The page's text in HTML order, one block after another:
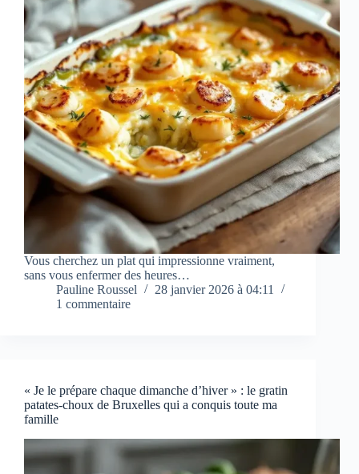
Vous cherchez un plat qui impressionne vraiment,
sans vous enfermer des heures…
Pauline Roussel
28 janvier 2026 à 04:11
1 commentaire
« Je le prépare chaque dimanche d’hiver » : le gratin
patates-choux de Bruxelles qui a conquis toute ma
famille